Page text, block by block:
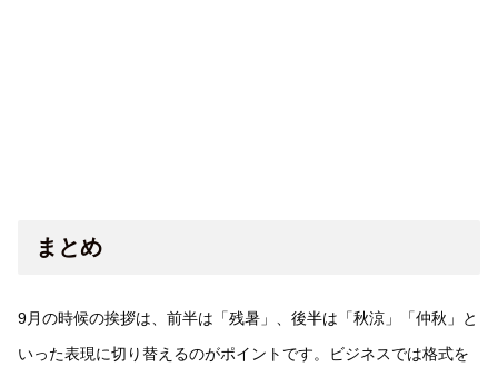
まとめ
9月の時候の挨拶は、前半は「残暑」、後半は「秋涼」「仲秋」と
いった表現に切り替えるのがポイントです。ビジネスでは格式を